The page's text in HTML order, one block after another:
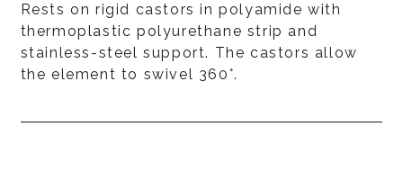
Rests on rigid castors in polyamide with
thermoplastic polyurethane strip and
stainless-steel support. The castors allow
the element to swivel 360°.